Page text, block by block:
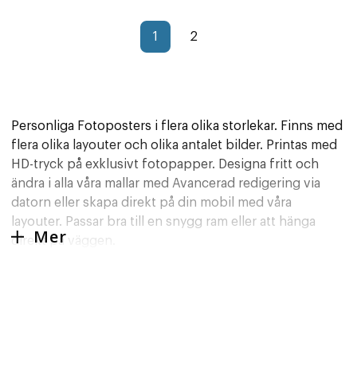
1 2
Personliga Fotoposters i flera olika storlekar. Finns med
flera olika layouter och olika antalet bilder. Printas med
HD-tryck på exklusivt fotopapper. Designa fritt och
ändra i alla våra mallar med Avancerad redigering via
datorn eller skapa direkt på din mobil med våra
layouter. Passar bra till en snygg ram eller att hänga
direkt på väggen.
Mer